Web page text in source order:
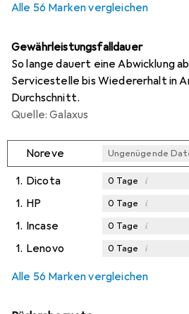
Alle 56 Marken vergleichen
Gewährleistungsfalldauer
So lange dauert eine Abwicklung
Servicestelle bis Wiedererhalt in
Durchschnitt.
Quelle: Galaxus
Noreve Ungenügende
1. Dicota 0 Tage i
1. HP 0 Tage i
1. Incase 0 Tage i
1. Lenovo 0 Tage i
Alle 56 Marken vergleichen